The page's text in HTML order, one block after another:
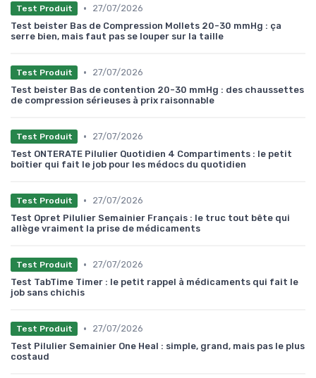
Test Produit •
27/07/2026
Test beister Bas de Compression Mollets 20-30 mmHg : ça
serre bien, mais faut pas se louper sur la taille
Test Produit •
27/07/2026
Test beister Bas de contention 20-30 mmHg : des chaussettes
de compression sérieuses à prix raisonnable
Test Produit •
27/07/2026
Test ONTERATE Pilulier Quotidien 4 Compartiments : le petit
boîtier qui fait le job pour les médocs du quotidien
Test Produit •
27/07/2026
Test Opret Pilulier Semainier Français : le truc tout bête qui
allège vraiment la prise de médicaments
Test Produit •
27/07/2026
Test TabTime Timer : le petit rappel à médicaments qui fait le
job sans chichis
Test Produit •
27/07/2026
Test Pilulier Semainier One Heal : simple, grand, mais pas le plus
costaud